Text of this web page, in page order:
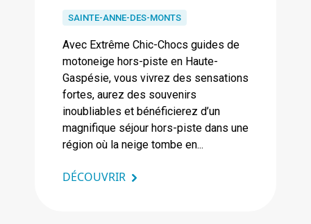
SAINTE-ANNE-DES-MONTS
Avec Extrême Chic-Chocs guides de
motoneige hors-piste en Haute-
Gaspésie, vous vivrez des sensations
fortes, aurez des souvenirs
inoubliables et bénéficierez d’un
magnifique séjour hors-piste dans une
région où la neige tombe en...
DÉCOUVRIR